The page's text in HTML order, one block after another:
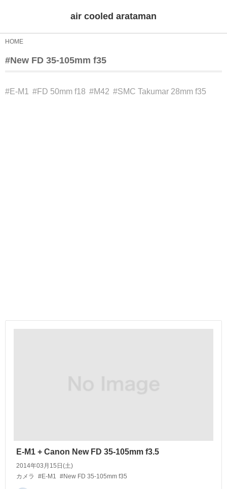
air cooled arataman
HOME
#New FD 35-105mm f35
#E-M1 #FD 50mm f18 #M42 #SMC Takumar 28mm f35
E-M1 + Canon New FD 35-105mm f3.5
2014年03月15日(土)
カメラ
#E-M1 #New FD 35-105mm f35